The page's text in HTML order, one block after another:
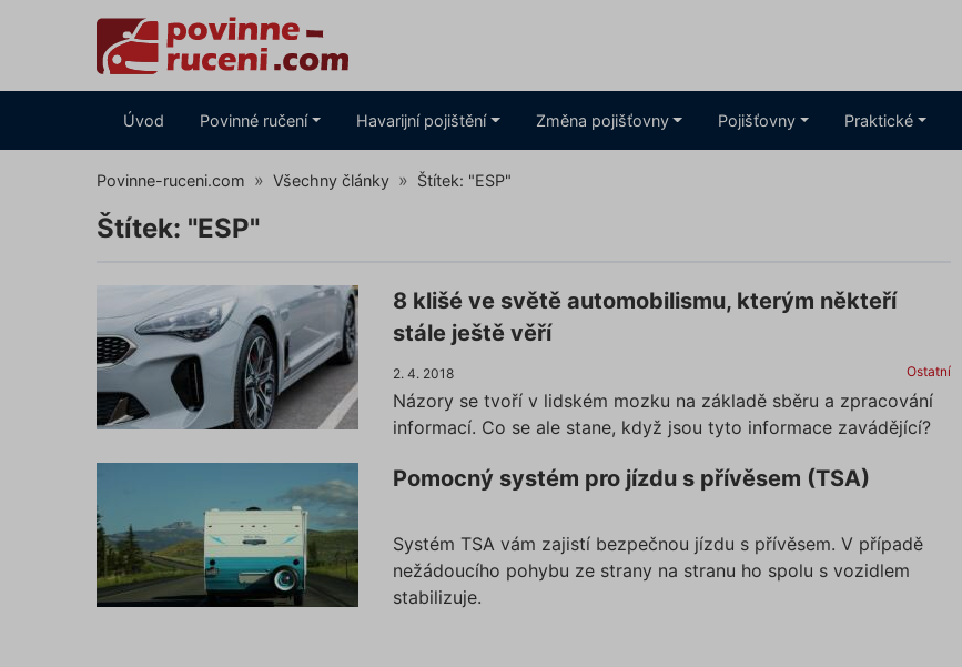
Úvod Povinné ručení Havarijní pojištění Změna pojišťovny Pojišťovny Praktické
Povinne-ruceni.com Všechny články Štítek: "ESP"
Štítek: "ESP"
8 klišé ve světě automobilismu, kterým někteří
stále ještě věří
2. 4. 2018 Ostatní
Názory se tvoří v lidském mozku na základě sběru a zpracování
informací. Co se ale stane, když jsou tyto informace zavádějící?
Pomocný systém pro jízdu s přívěsem (TSA)
Systém TSA vám zajistí bezpečnou jízdu s přívěsem. V případě
nežádoucího pohybu ze strany na stranu ho spolu s vozidlem
stabilizuje.